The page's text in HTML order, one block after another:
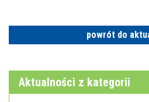
powrót do
Aktualności z kategorii